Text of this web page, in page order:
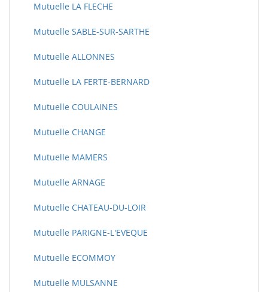
Mutuelle LA FLECHE
Mutuelle SABLE-SUR-SARTHE
Mutuelle ALLONNES
Mutuelle LA FERTE-BERNARD
Mutuelle COULAINES
Mutuelle CHANGE
Mutuelle MAMERS
Mutuelle ARNAGE
Mutuelle CHATEAU-DU-LOIR
Mutuelle PARIGNE-L'EVEQUE
Mutuelle ECOMMOY
Mutuelle MULSANNE